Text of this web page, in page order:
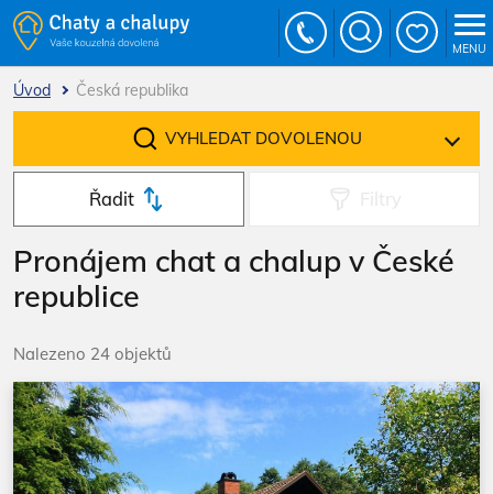
Úvod Česká republika
Řadit
Pronájem chat a chalup v České
republice
Nalezeno 24 objektů
VYHLEDAT DOVOLENOU
MENU